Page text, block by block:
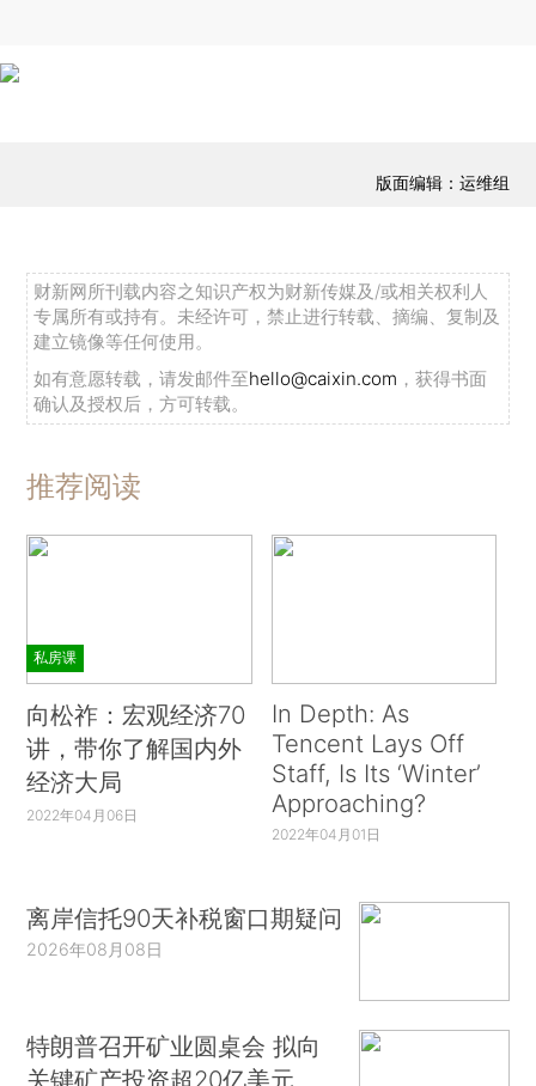
版面编辑：运维组
财新网所刊载内容之知识产权为财新传媒及/或相关权利人
专属所有或持有。未经许可，禁止进行转载、摘编、复制及
建立镜像等任何使用。
如有意愿转载，请发邮件至hello@caixin.com ，获得书面
确认及授权后，方可转载。
推荐阅读
私房课
向松祚：宏观经济70
讲，带你了解国内外
经济大局
2022年04月06日
In Depth: As
Tencent Lays Off
Staff, Is Its ‘Winter’
Approaching?
2022年04月01日
离岸信托90天补税窗口期疑问
2026年08月08日
特朗普召开矿业圆桌会 拟向
关键矿产投资超20亿美元